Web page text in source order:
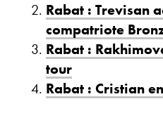
Rabat : Trevisan
compatriote
Rabat :
tour
Rabat : Cristian